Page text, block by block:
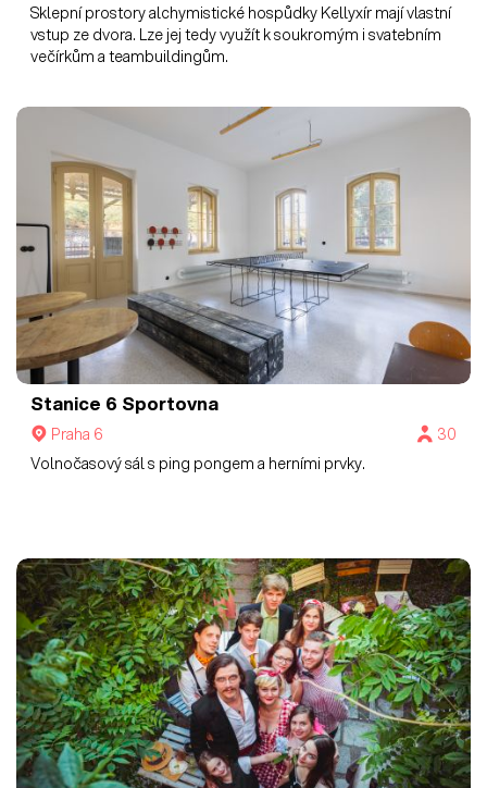
Sklepní prostory alchymistické hospůdky Kellyxír mají vlastní
vstup ze dvora. Lze jej tedy využít k soukromým i svatebním
večírkům a teambuildingům.
Stanice 6 Sportovna
Praha 6
30
Volnočasový sál s ping pongem a herními prvky.